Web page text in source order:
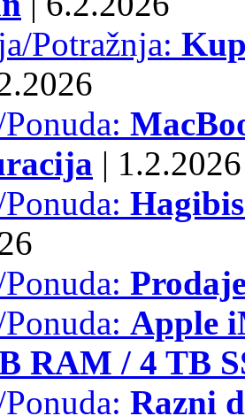
Potražnja:
| 1.2.2026
Apple
RAM / 4 TB
Razni